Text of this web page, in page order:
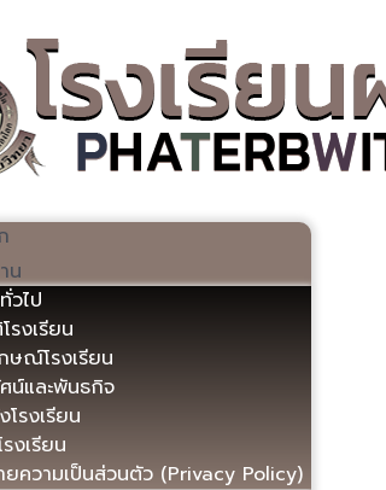
น
วไป
รงเรียน
ณ์โรงเรียน
น์และพันธกิจ
รงเรียน
งเรียน
ยความเป็นส่วนตัว (Privacy Policy)